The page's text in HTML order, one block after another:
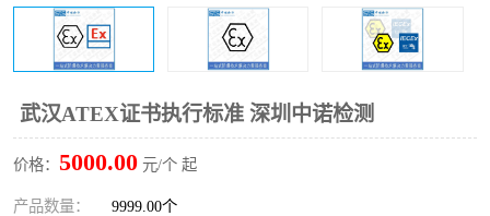
武汉ATEX证书执行标准 深圳中诺检测
价格： 5000.00 元/个 起
产品数量： 9999.00个